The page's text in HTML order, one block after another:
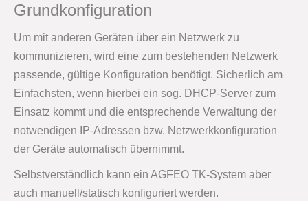
Grundkonfiguration
Um mit anderen Geräten über ein Netzwerk zu
kommunizieren, wird eine zum bestehenden Netzwerk
passende, gültige Konfiguration benötigt. Sicherlich am
Einfachsten, wenn hierbei ein sog. DHCP-Server zum
Einsatz kommt und die entsprechende Verwaltung der
notwendigen IP-Adressen bzw. Netzwerkkonfiguration
der Geräte automatisch übernimmt.
Selbstverständlich kann ein AGFEO TK-System aber
auch manuell/statisch konfiguriert werden.